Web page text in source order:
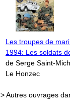
Les troupes de
1994: Les soldats
de Serge Saint-
Le Honzec
> Autres ouvrages